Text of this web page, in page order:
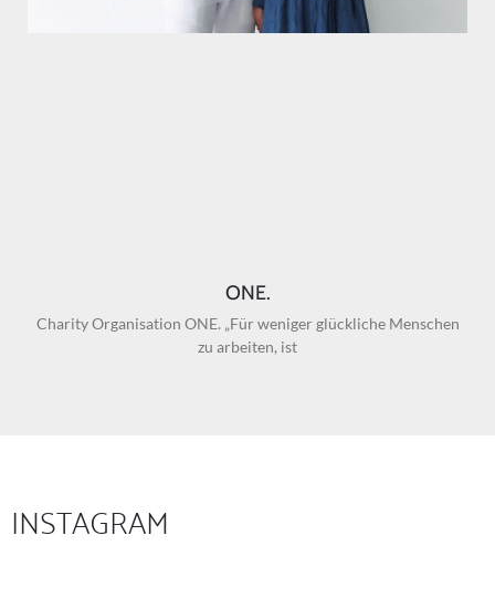
ONE.
Charity Organisation ONE. „Für weniger glückliche Menschen
zu arbeiten, ist
INSTAGRAM